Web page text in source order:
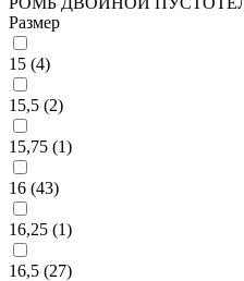
Размер
15 (4)
15,5 (2)
15,75 (1)
16 (43)
16,25 (1)
16,5 (27)